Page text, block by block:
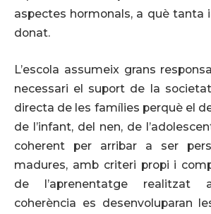
aspectes hormonals, a què tanta
donat.
L’escola assumeix grans
necessari el suport de la
directa de les famílies perquè el
de l’infant, del nen, de
coherent per arribar a ser
madures, amb criteri propi i
de l’aprenentatge
coherència es desenvoluparan